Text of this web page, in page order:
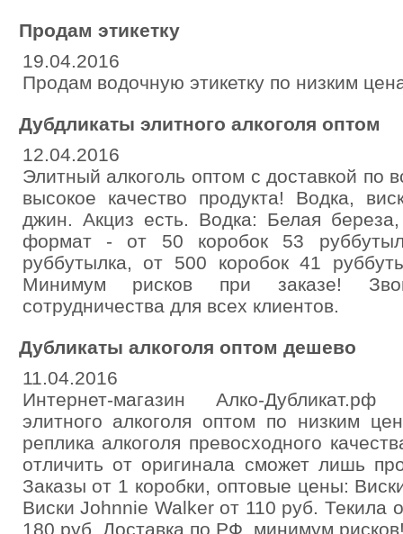
Продам этикетку
19.04.2016
Продам водочную этикетку по низким
Дубдликаты элитного алкоголя оптом
12.04.2016
Элитный алкоголь оптом с доставкой по
высокое качество продукта! Водка,
джин. Акциз есть. Водка: Белая
формат - от 50 коробок 53
руббутылка, от 500 коробок 41
Минимум рисков при заказе!
сотрудничества для всех клиентов.
Дубликаты алкоголя оптом дешево
11.04.2016
Интернет-магазин Алко-
элитного алкоголя оптом по низким
реплика алкоголя превосходного
отличить от оригинала сможет лишь
Заказы от 1 коробки, оптовые цены:
Виски Johnnie Walker от 110 руб. Текила
180 руб. Доставка по РФ, минимум